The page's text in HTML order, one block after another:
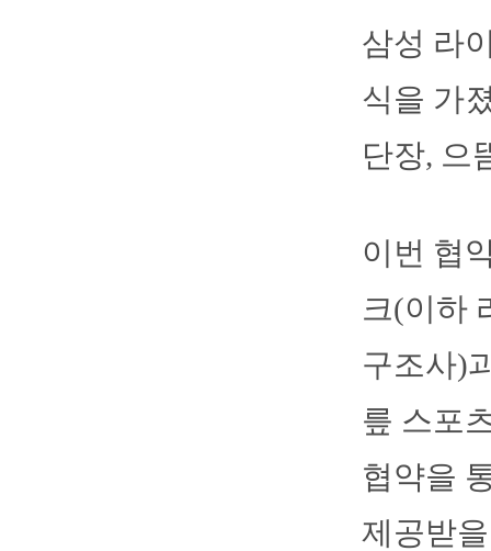
삼성 라
식을 가
단장, 으
이번 협
크(이하
구조사)
릎 스포
협약을
제공받